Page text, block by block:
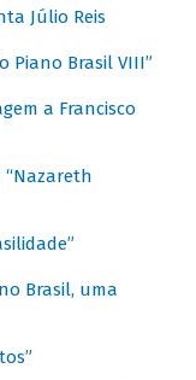
Júlio Reis
Piano Brasil VIII”
a Francisco
“Nazareth
Brasil, uma